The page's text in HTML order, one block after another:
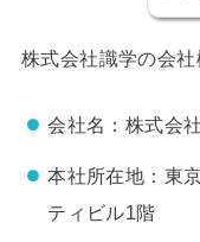
株式会社識学の会社
会社名：株式会
本社所在地：東
ティビル1階